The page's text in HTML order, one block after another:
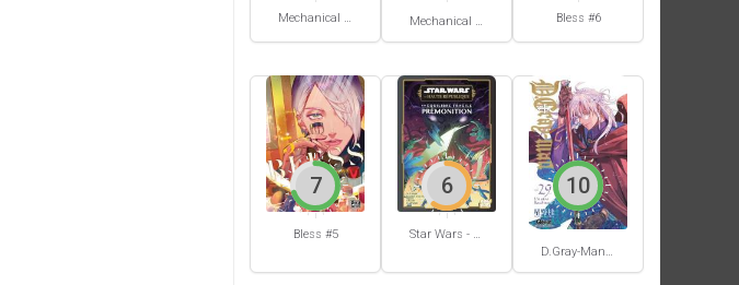
Mechanical Buddy Universe #1 Mechanical Buddy Universe #0 Bless #6
Bless #5
7
Star Wars - La Haute République - Un équilibre fragile
6
D.Gray-Man #29
10